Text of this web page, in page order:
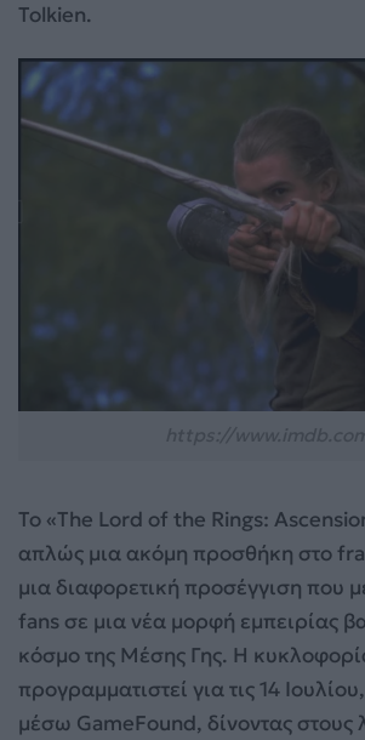
Tolkien.
Το «The Lord of the Rings:
απλώς μια ακόμη προσθήκη στο
μια διαφορετική προσέγγιση που
fans σε μια νέα μορφή εμπειρίας
κόσμο της Μέσης Γης. Η
προγραμματιστεί για τις 14
μέσω GameFound, δίνοντας στους